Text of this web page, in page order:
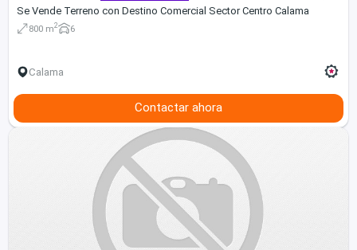
Se Vende Terreno con Destino Comercial Sector Centro Calama
800 m2 6
Calama
Contactar ahora